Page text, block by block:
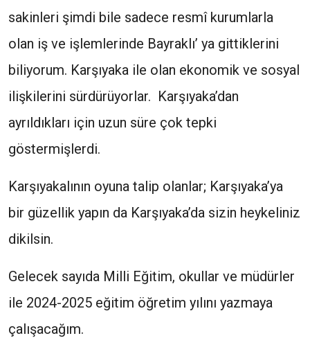
sakinleri şimdi bile sadece resmî kurumlarla
olan iş ve işlemlerinde Bayraklı’ ya gittiklerini
biliyorum. Karşıyaka ile olan ekonomik ve sosyal
ilişkilerini sürdürüyorlar. Karşıyaka’dan
ayrıldıkları için uzun süre çok tepki
göstermişlerdi.
Karşıyakalının oyuna talip olanlar; Karşıyaka’ya
bir güzellik yapın da Karşıyaka’da sizin heykeliniz
dikilsin.
Gelecek sayıda Milli Eğitim, okullar ve müdürler
ile 2024-2025 eğitim öğretim yılını yazmaya
çalışacağım.